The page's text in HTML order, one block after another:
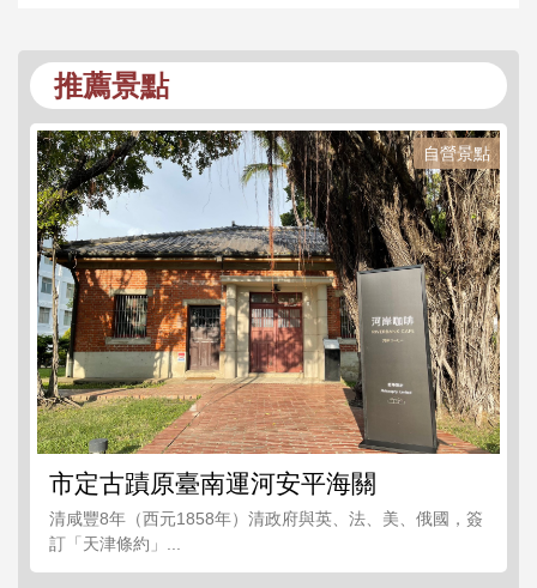
推薦景點
自營景點
市定古蹟原臺南運河安平海關
清咸豐8年（西元1858年）清政府與英、法、美、俄國，簽
訂「天津條約」...